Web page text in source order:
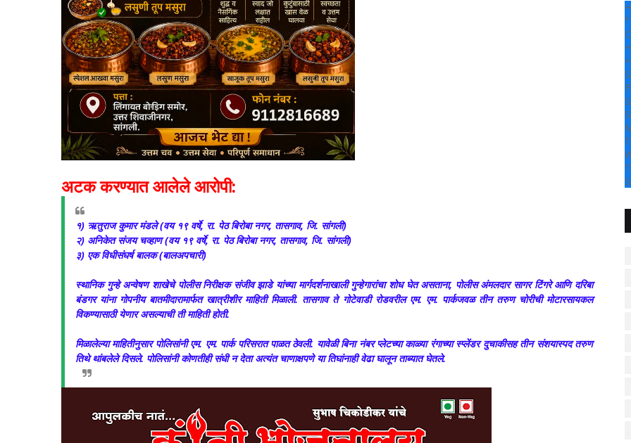
अटक करण्यात आलेले आरोपी:
१) ऋतुराज कुमार मंडले (वय १९ वर्षे, रा. पेठ बिरोबा नगर, तासगाव, जि. सांगली)
२) अनिकेत संजय चव्हाण (वय १९ वर्षे, रा. पेठ बिरोबा नगर, तासगाव, जि. सांगली)
३) एक विधीसंघर्ष बालक (बालअपचारी)
​स्थानिक गुन्हे अन्वेषण शाखेचे पोलीस निरीक्षक संजीव झाडे यांच्या मार्गदर्शनाखाली गुन्हेगारांचा शोध घेत असताना, पोलीस अंमलदार सागर टिंगरे आणि दरिबा
बंडगर यांना गोपनीय बातमीदारामार्फत खात्रीशीर माहिती मिळाली. तासगाव ते गोटेवाडी रोडवरील एम. एम. पार्कजवळ तीन तरुण चोरीची मोटारसायकल
विकण्यासाठी येणार असल्याची ती माहिती होती.
​मिळालेल्या माहितीनुसार पोलिसांनी एम. एम. पार्क परिसरात पाळत ठेवली. यावेळी बिना नंबर प्लेटच्या काळ्या रंगाच्या स्प्लेंडर दुचाकीसह तीन संशयास्पद तरुण
तिथे थांबलेले दिसले. पोलिसांनी कोणतीही संधी न देता अत्यंत चाणाक्षपणे या तिघांनाही वेढा घालून ताब्यात घेतले.
+
°
C
+
+